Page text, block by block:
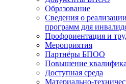
Образование
Сведения о
программ для
Профориентация и
Мероприятия
Партнёры БПОО
Повышение
Доступная среда
Материально-